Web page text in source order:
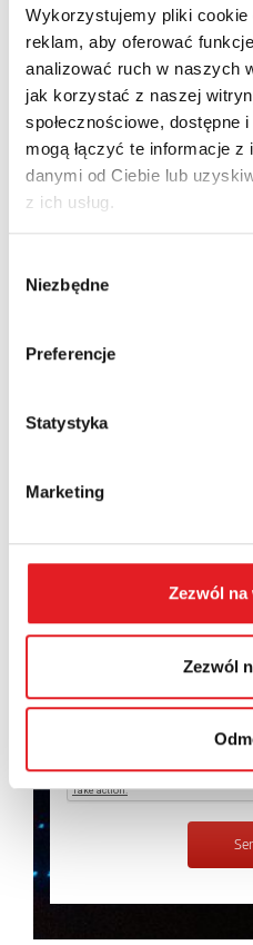
Wykorzystujemy pliki
reklam, aby oferować
analizować ruch w naszych
jak korzystać z naszej
społecznościowe, dostępne
mogą łączyć te informacje
danymi od Ciebie lub
z ich usług.
zgody
Niezbędne
Preferencje
Statystyka
Marketing
Zezwól
Zezwól
Email: *
Company:
Contents: *
I consent to the
personal data in the
I have read thePrivacy